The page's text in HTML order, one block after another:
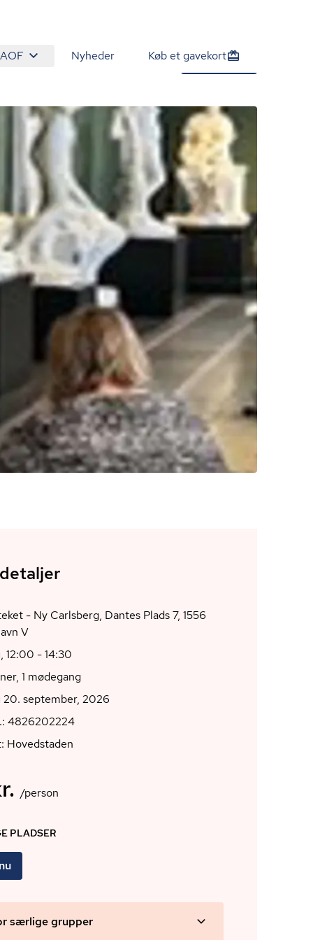
Nyheder Køb et gavekort
275 kr. /person Tilmeld nu
- Ny Carlsberg, Dantes Plads 7, 1556
V
12:00 - 14:30
1 mødegang
20. september, 2026
4826202224
Hovedstaden
/person
PLADSER
særlige grupper